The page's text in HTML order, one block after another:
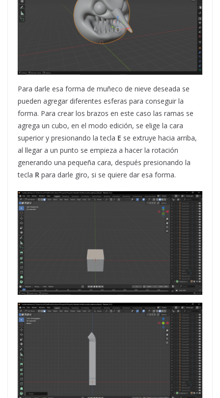
Para darle esa forma de muñeco de nieve deseada se
pueden agregar diferentes esferas para conseguir la
forma. Para crear los brazos en este caso las ramas se
agrega un cubo, en el modo edición, se elige la cara
superior y presionando la tecla E se extruye hacia arriba,
al llegar a un punto se empieza a hacer la rotación
generando una pequeña cara, después presionando la
tecla R para darle giro, si se quiere dar esa forma.